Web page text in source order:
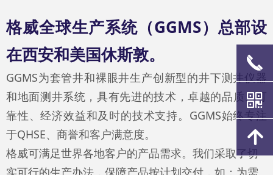
格威全球生产系统（GGMS）总部设
在西安和美国休斯敦。
GGMS为套管井和裸眼井生产创新型的井下测井仪器
和地面测井系统，具有先进的技术，卓越的品质、可
靠性、经济效益和及时的技术支持。GGMS始终专注
于QHSE、商誉和客户满意度。
格威可满足世界各地客户的产品需求。我们采取了切
实可行的生产办法，保障产品按计划交付，如：为需
끅
낃
녕